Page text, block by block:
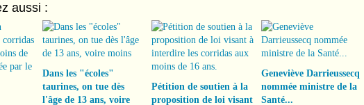
aussi :
Dans les "écoles"
taurines, on tue dès
l'âge de 13 ans, voire
Pétition de soutien à la
proposition de loi visant
Geneviève Darrieussecq
nommée ministre de la
Santé...